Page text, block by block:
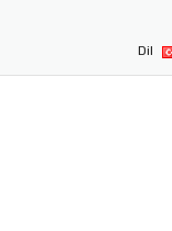
Dil